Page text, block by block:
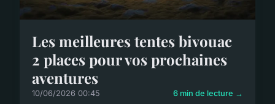
Les meilleures tentes bivouac
2 places pour vos prochaines
aventures
10/06/2026 00:45 6 min de lecture →